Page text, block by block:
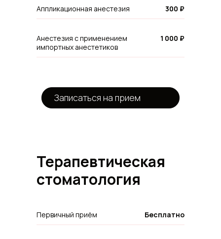
Аппликационная анестезия 300 ₽
Анестезия с применением
импортных анестетиков
1 000 ₽
Записаться на прием
Терапевтическая
стоматология
Первичный приём Бесплатно